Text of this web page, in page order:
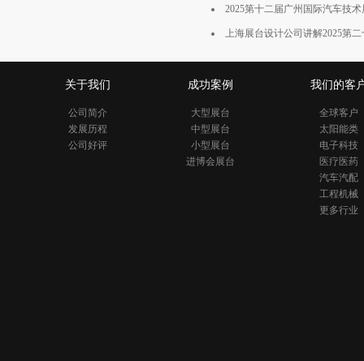
2025第十二届广州国际汽车技
上海展台设计公司讲解2025第二
关于我们
公司简介
发展历程
公司好评
成功案例
大型展台
中型展台
小型展台
进博会展台
我们的客
全球客户
太阳能类
电子科技
医疗医药
汽车汽配
工程机械
更多行业